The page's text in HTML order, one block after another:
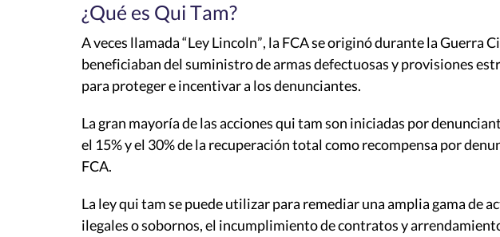
¿Qué es Qui Tam?
A veces llamada “Ley Lincoln”, la FCA se originó durante la
beneficiaban del suministro de armas defectuosas y provisiones
para proteger e incentivar a los denunciantes.
La gran mayoría de las acciones qui tam son iniciadas por
el 15% y el 30% de la recuperación total como recompensa por
FCA.
La ley qui tam se puede utilizar para remediar una amplia gama
ilegales o sobornos, el incumplimiento de contratos y